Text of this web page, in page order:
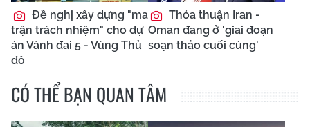
Đề nghị xây dựng "ma
trận trách nhiệm" cho dự
án Vành đai 5 - Vùng Thủ
đô
Thỏa thuận Iran -
Oman đang ở 'giai đoạn
soạn thảo cuối cùng'
CÓ THỂ BẠN QUAN TÂM